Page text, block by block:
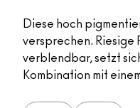
Diese hoch
versprechen. Riesige
verblendbar, setzt
Kombination mit